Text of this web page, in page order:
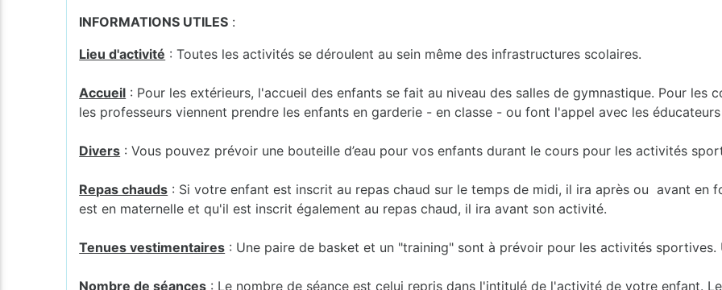
INFORMATIONS UTILES :
Lieu d'activité : Toutes les activités se déroulent au sein même des infrastructures scolaires.
Accueil : Pour les extérieurs, l'accueil des enfants se fait au niveau des salles de gymnastique. Pour les
les professeurs viennent prendre les enfants en garderie - en classe - ou font l'appel avec les
Divers : Vous pouvez prévoir une bouteille d’eau pour vos enfants durant le cours pour les activités
Repas chauds : Si votre enfant est inscrit au repas chaud sur le temps de midi, il ira après ou avant en
est en maternelle et qu'il est inscrit également au repas chaud, il ira avant son activité.
Tenues vestimentaires : Une paire de basket et un "training" sont à prévoir pour les activités
Nombre de séances : Le nombre de séance est celui repris dans l'intitulé de l'activité de votre enfant.